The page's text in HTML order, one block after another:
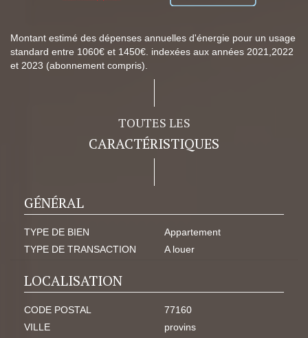
Montant estimé des dépenses annuelles d'énergie pour un usage
standard entre 1060€ et 1450€. indexées aux années 2021,2022
et 2023 (abonnement compris).
TOUTES LES
CARACTÉRISTIQUES
GÉNÉRAL
TYPE DE BIEN
Appartement
TYPE DE TRANSACTION
A louer
LOCALISATION
CODE POSTAL
77160
VILLE
provins